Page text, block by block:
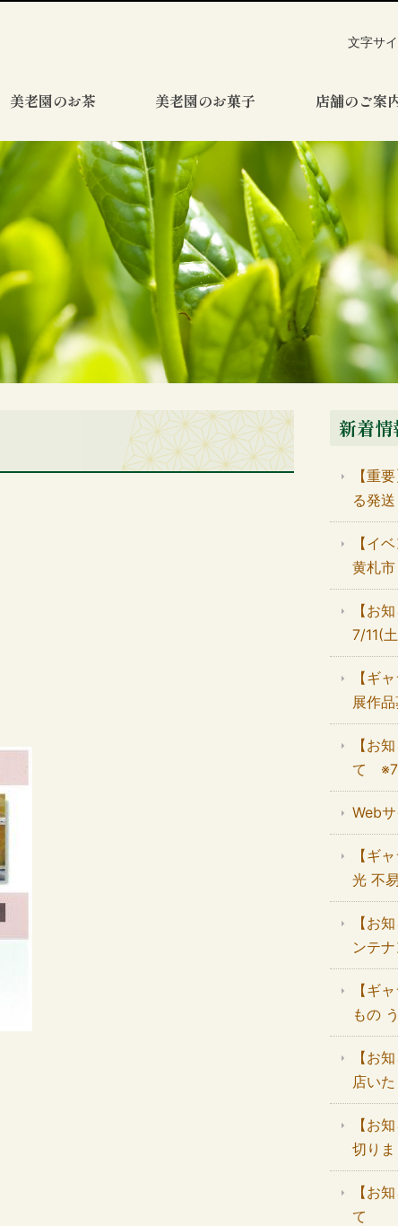
美老園のお茶 美老園のお菓子 店舗のご案
文字サ
新着情
【重
る発
【イ
黄札市
【お
7/11(
【ギ
展作品
【お
て
Web
【ギ
光 不
【お
ンテ
【ギ
もの
【お
店い
【お
切りま
【お
て